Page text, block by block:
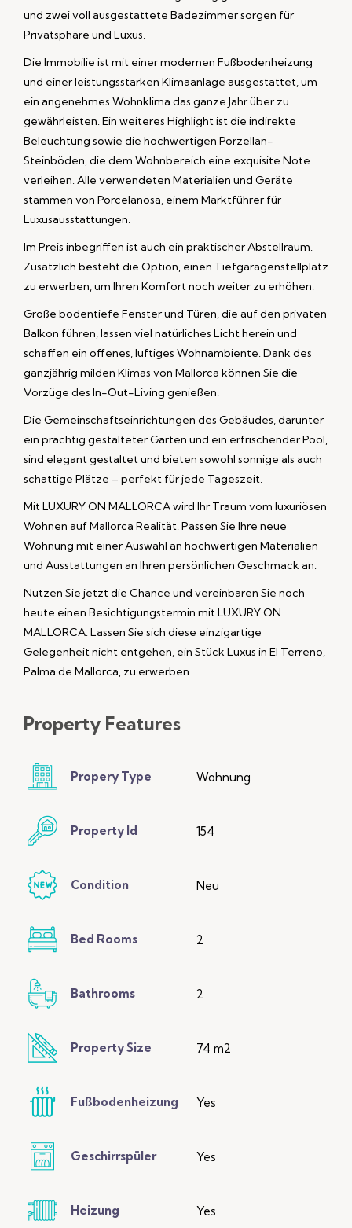
und zwei voll ausgestattete Badezimmer sorgen für
Privatsphäre und Luxus.
Die Immobilie ist mit einer modernen Fußbodenheizung
und einer leistungsstarken Klimaanlage ausgestattet, um
ein angenehmes Wohnklima das ganze Jahr über zu
gewährleisten. Ein weiteres Highlight ist die indirekte
Beleuchtung sowie die hochwertigen Porzellan-
Steinböden, die dem Wohnbereich eine exquisite Note
verleihen. Alle verwendeten Materialien und Geräte
stammen von Porcelanosa, einem Marktführer für
Luxusausstattungen.
Im Preis inbegriffen ist auch ein praktischer Abstellraum.
Zusätzlich besteht die Option, einen Tiefgaragenstellplatz
zu erwerben, um Ihren Komfort noch weiter zu erhöhen.
Große bodentiefe Fenster und Türen, die auf den privaten
Balkon führen, lassen viel natürliches Licht herein und
schaffen ein offenes, luftiges Wohnambiente. Dank des
ganzjährig milden Klimas von Mallorca können Sie die
Vorzüge des In-Out-Living genießen.
Die Gemeinschaftseinrichtungen des Gebäudes, darunter
ein prächtig gestalteter Garten und ein erfrischender Pool,
sind elegant gestaltet und bieten sowohl sonnige als auch
schattige Plätze – perfekt für jede Tageszeit.
Mit LUXURY ON MALLORCA wird Ihr Traum vom luxuriösen
Wohnen auf Mallorca Realität. Passen Sie Ihre neue
Wohnung mit einer Auswahl an hochwertigen Materialien
und Ausstattungen an Ihren persönlichen Geschmack an.
Nutzen Sie jetzt die Chance und vereinbaren Sie noch
heute einen Besichtigungstermin mit LUXURY ON
MALLORCA. Lassen Sie sich diese einzigartige
Gelegenheit nicht entgehen, ein Stück Luxus in El Terreno,
Palma de Mallorca, zu erwerben.
Property Features
Propery Type Wohnung
Property Id 154
Condition Neu
Bed Rooms 2
Bathrooms 2
Property Size 74 m2
Fußbodenheizung Yes
Geschirrspüler Yes
Heizung Yes